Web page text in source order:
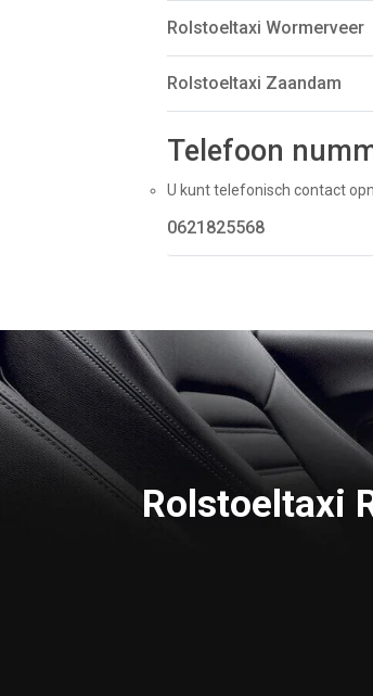
Rolstoeltaxi Wormerveer
Rolstoeltaxi Zaandam
Telefoon
U kunt telefonisch contact
0621825568
Rolstoeltaxi